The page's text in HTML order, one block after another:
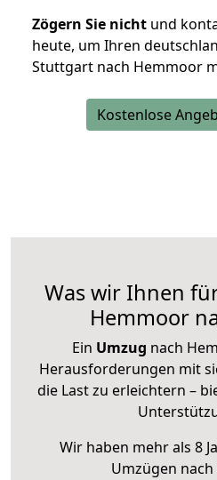
Zögern Sie nicht und
heute, um Ihren
Stuttgart nach Hemmoor
Kostenlose
Was wir Ihnen
Hemmoor
Ein Umzug nach
Herausforderungen mit
die Last zu erleichtern –
Wir haben mehr als 8
Umzügen nach